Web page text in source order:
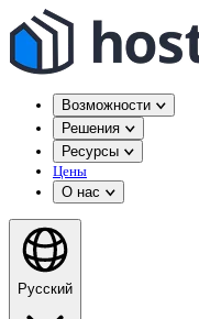
Возможности
Решения
Ресурсы
Цены
О нас
Русский